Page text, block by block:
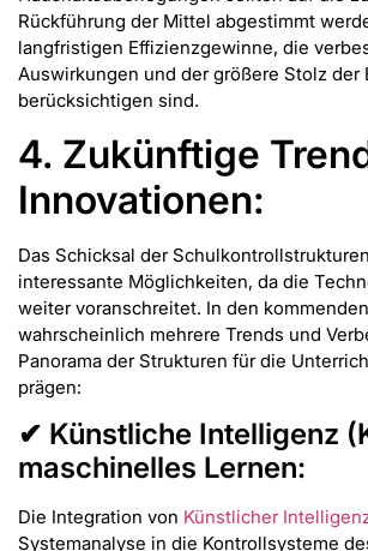
Rückführung der Mittel abgestimmt
langfristigen Effizienzgewinne, die
Auswirkungen und der größere Stolz der
berücksichtigen sind.
4. Zukünftige
Innovationen:
Das Schicksal der
interessante Möglichkeiten, da die
weiter voranschreitet. In den
wahrscheinlich mehrere Trends und
Panorama der Strukturen für die
prägen:
✔ Künstliche Intelligenz
maschinelles Lernen:
Die Integration von Künstlicher
Systemanalyse in die Kontrollsysteme